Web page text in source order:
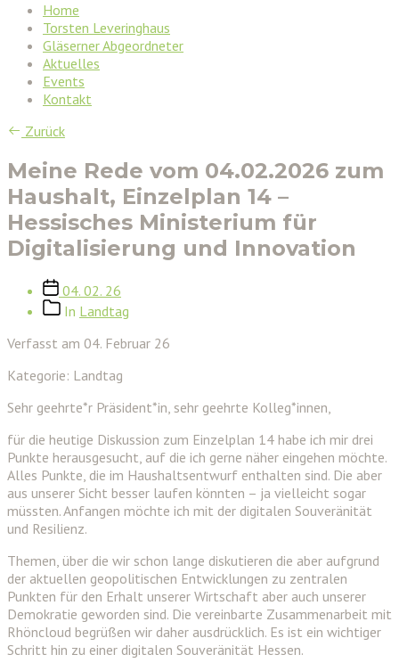
Home
Torsten Leveringhaus
Gläserner Abgeordneter
Aktuelles
Events
Kontakt
Zurück
Meine Rede vom 04.02.2026 zum
Haushalt, Einzelplan 14 –
Hessisches Ministerium für
Digitalisierung und Innovation
Veröffentlichungsdatum
04. 02. 26
Beitragskategorien
In Landtag
Verfasst am 04. Februar 26
Kategorie: Landtag
Sehr geehrte*r Präsident*in, sehr geehrte Kolleg*innen,
für die heutige Diskussion zum Einzelplan 14 habe ich mir drei
Punkte herausgesucht, auf die ich gerne näher eingehen möchte.
Alles Punkte, die im Haushaltsentwurf enthalten sind. Die aber
aus unserer Sicht besser laufen könnten – ja vielleicht sogar
müssten. Anfangen möchte ich mit der digitalen Souveränität
und Resilienz.
Themen, über die wir schon lange diskutieren die aber aufgrund
der aktuellen geopolitischen Entwicklungen zu zentralen
Punkten für den Erhalt unserer Wirtschaft aber auch unserer
Demokratie geworden sind. Die vereinbarte Zusammenarbeit mit
Rhöncloud begrüßen wir daher ausdrücklich. Es ist ein wichtiger
Schritt hin zu einer digitalen Souveränität Hessen.